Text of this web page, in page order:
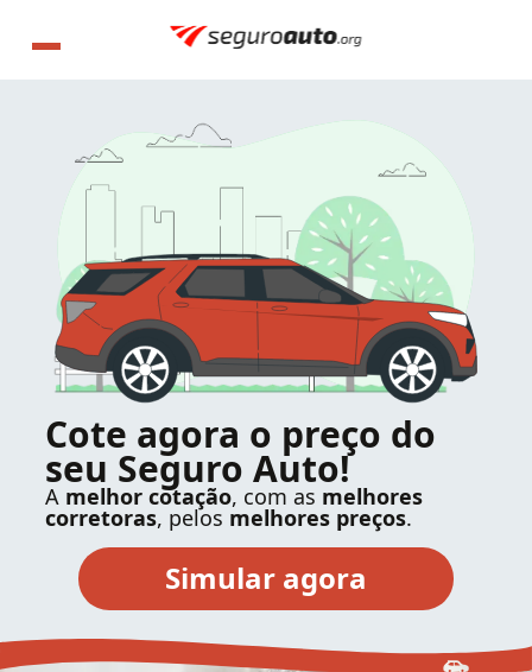
Cote agora o preço do
seu Seguro Auto!
A melhor cotação, com as melhores
corretoras, pelos melhores preços.